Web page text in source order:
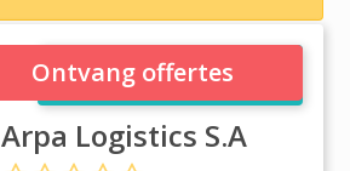
Arpa Logistics S.A
Arpa Logistics S.A
Ontvang offertes